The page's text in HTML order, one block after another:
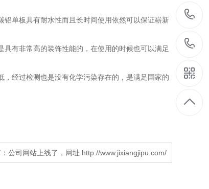
单板具有耐水性而且长时间使用依然可以保证崭新
有非常高的装饰性能的，在使用的时候也可以满足
经过检测也是没有化学污染存在的，是满足国家的
公司网站上线了，网址 http://www.jixiangjipu.com/